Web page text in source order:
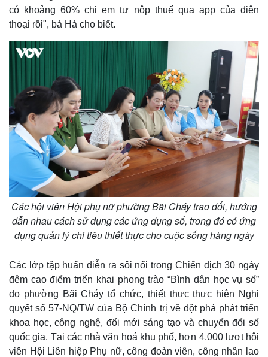
có khoảng 60% chị em tự nộp thuế qua app của điện
thoại rồi", bà Hà cho biết.
Các hội viên Hội phụ nữ phường Bãi Cháy trao đổi, hướng
dẫn nhau cách sử dụng các ứng dụng số, trong đó có ứng
dụng quản lý chi tiêu thiết thực cho cuộc sống hàng ngày
Các lớp tập huấn diễn ra sôi nổi trong Chiến dịch 30 ngày
đêm cao điểm triển khai phong trào “Bình dân học vụ số”
do phường Bãi Cháy tổ chức, thiết thực thực hiện Nghị
quyết số 57-NQ/TW của Bộ Chính trị về đột phá phát triển
khoa học, công nghệ, đổi mới sáng tạo và chuyển đổi số
quốc gia. Tại các nhà văn hoá khu phố, hơn 4.000 lượt hội
viên Hội Liên hiệp Phụ nữ, công đoàn viên, công nhân lao